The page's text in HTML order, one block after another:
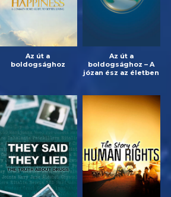
Az út a
boldogsághoz
Az út a
boldogsághoz – A
józan ész az életben